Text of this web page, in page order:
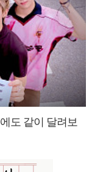
도 같이 달려보